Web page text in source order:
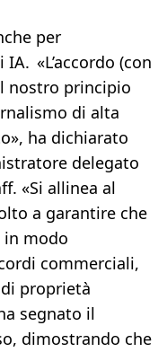
per
«L’accordo (con
nostro principio
di alta
ha dichiarato
delegato
«Si allinea al
a garantire che
in modo
commerciali,
proprietà
segnato il
dimostrando che